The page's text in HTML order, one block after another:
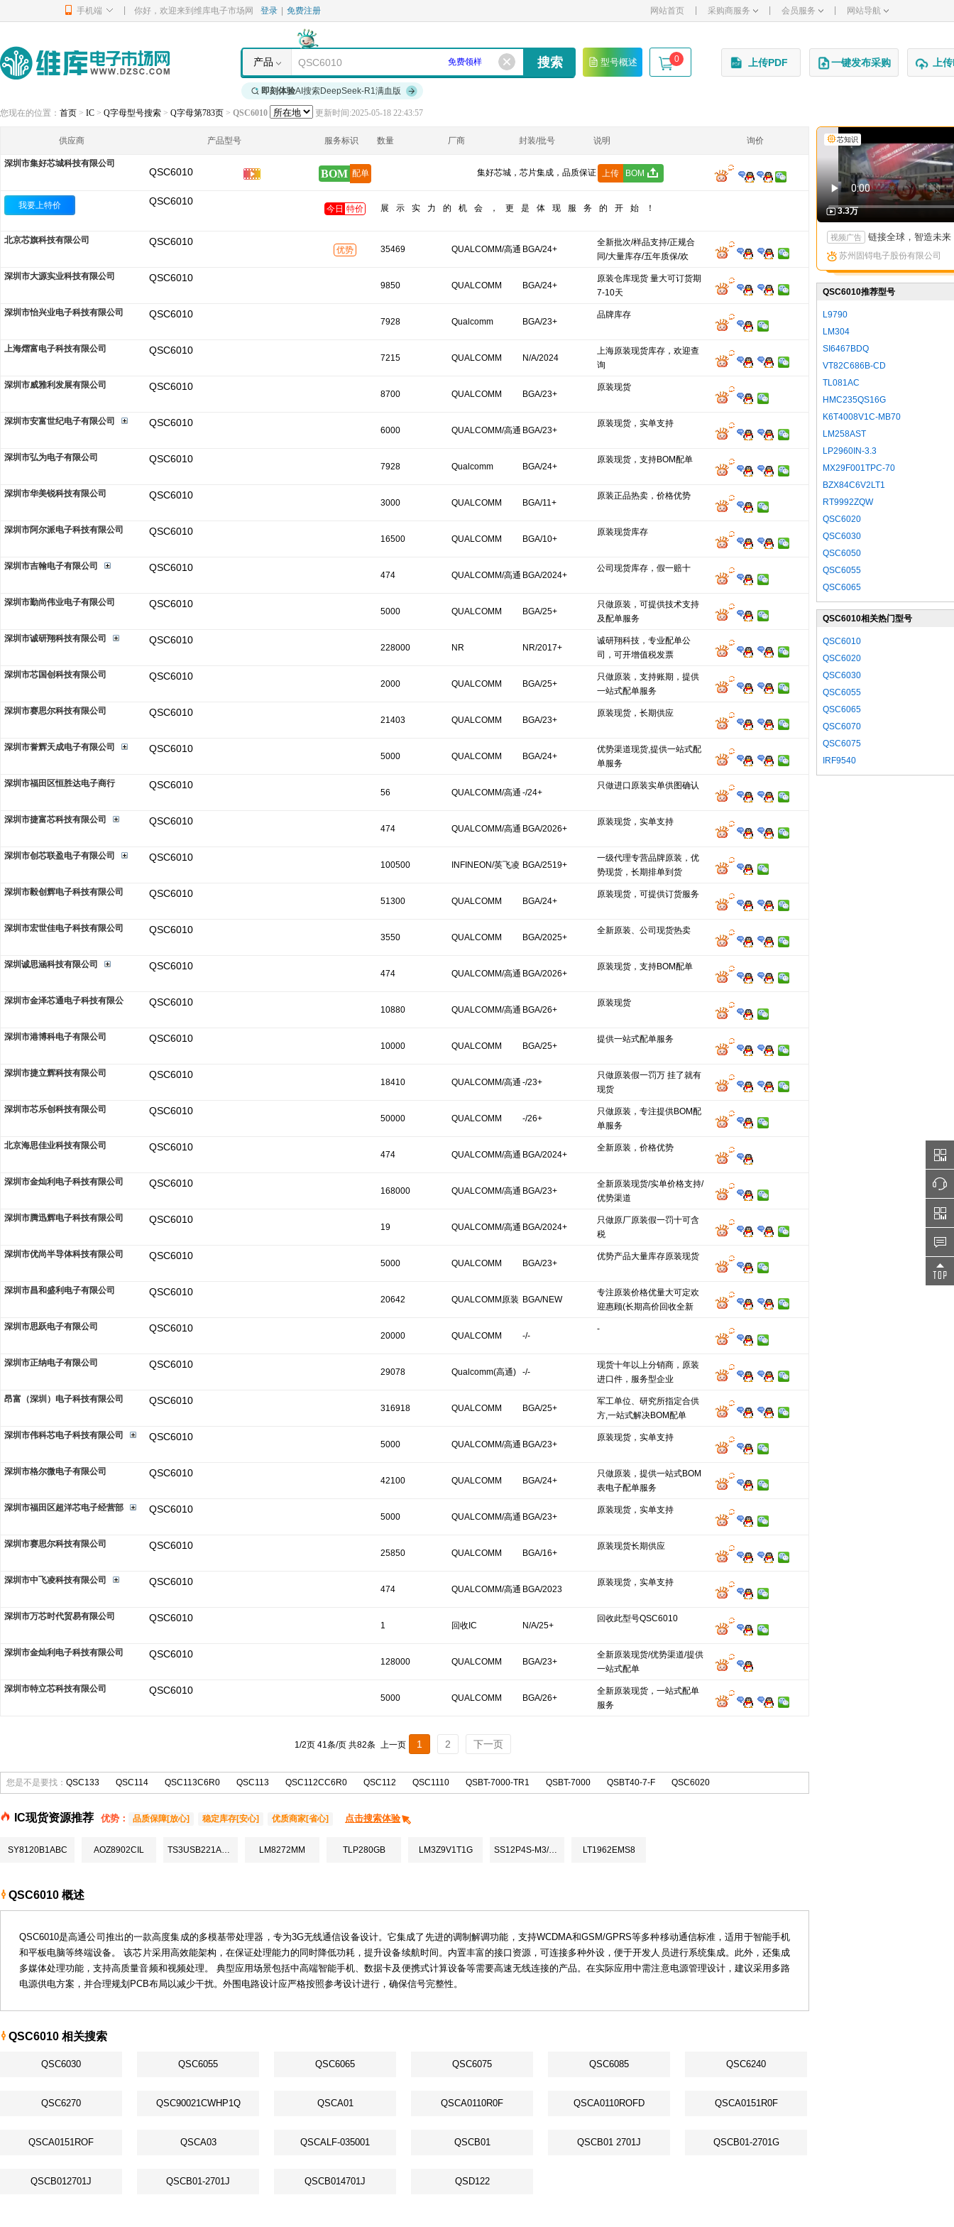
手机端 你好，欢迎来到维库电子市场网 登录 免费注册 网站首页 采购商服务 会员服务 网站导航
产品 免费领样 型号概述 0
即刻体验AI搜索DeepSeek-R1满血版
上传PDF 一键发布采购 上
您现在的位置： 首页 > IC > Q字母型号搜索 > Q字母第783页 > QSC6010 更新时间:2025-05-18 22:43:57
供应商 产品型号 服务标识 数量 厂商 封装/批号 说明 询价
深圳市集好芯城科技有限公司
QSC6010 BOM 配单 集好芯城，芯片集成，品质保证 上传 BOM
我要上特价 QSC6010
今日 特价 展示实力的机会，更是体现服务的开始！
北京芯旗科技有限公司 QSC6010
优势 35469 QUALCOMM/高通 BGA/24+
全新批次/样品支持/正规合
同/大量库存/五年质保/欢
深圳市大源实业科技有限公司
QSC6010
9850 QUALCOMM BGA/24+
原装仓库现货 量大可订货期
7-10天
深圳市怡兴业电子科技有限公司
QSC6010
7928 Qualcomm BGA/23+
品牌库存
上海熠富电子科技有限公司 QSC6010
7215 QUALCOMM N/A/2024
上海原装现货库存，欢迎查
询
深圳市威雅利发展有限公司
QSC6010
8700 QUALCOMM BGA/23+
原装现货
深圳市安富世纪电子有限公司 QSC6010
6000 QUALCOMM/高通 BGA/23+
原装现货，实单支持
深圳市弘为电子有限公司 QSC6010
7928 Qualcomm BGA/24+
原装现货，支持BOM配单
深圳市华美锐科技有限公司 QSC6010
3000 QUALCOMM BGA/11+
原装正品热卖，价格优势
深圳市阿尔派电子科技有限公司 QSC6010
16500 QUALCOMM BGA/10+
原装现货库存
深圳市吉翰电子有限公司 QSC6010
474 QUALCOMM/高通 BGA/2024+
公司现货库存，假一赔十
深圳市勤尚伟业电子有限公司 QSC6010
5000 QUALCOMM BGA/25+
只做原装，可提供技术支持
及配单服务
深圳市诚研翔科技有限公司
QSC6010
228000 NR NR/2017+
诚研翔科技，专业配单公
司，可开增值税发票
深圳市芯国创科技有限公司
QSC6010
2000 QUALCOMM BGA/25+
只做原装，支持账期，提供
一站式配单服务
深圳市赛思尔科技有限公司
QSC6010
21403 QUALCOMM BGA/23+
原装现货，长期供应
深圳市誉辉天成电子有限公司 QSC6010
5000 QUALCOMM BGA/24+
优势渠道现货,提供一站式配
单服务
深圳市福田区恒胜达电子商行
QSC6010
56 QUALCOMM/高通 -/24+
只做进口原装实单供图确认
深圳市捷富芯科技有限公司 QSC6010
474 QUALCOMM/高通 BGA/2026+
原装现货，实单支持
深圳市创芯联盈电子有限公司 QSC6010
100500 INFINEON/英飞凌 BGA/2519+
一级代理专营品牌原装，优
势现货，长期排单到货
深圳市毅创辉电子科技有限公司
QSC6010
51300 QUALCOMM BGA/24+
原装现货，可提供订货服务
深圳市宏世佳电子科技有限公司 QSC6010
3550 QUALCOMM BGA/2025+
全新原装、公司现货热卖
深圳诚思涵科技有限公司 QSC6010
474 QUALCOMM/高通 BGA/2026+
原装现货，支持BOM配单
深圳市金泽芯通电子科技有限公 QSC6010
10880 QUALCOMM/高通 BGA/26+
原装现货
深圳市港博科电子有限公司 QSC6010
10000 QUALCOMM BGA/25+
提供一站式配单服务
深圳市捷立辉科技有限公司 QSC6010
18410 QUALCOMM/高通 -/23+
只做原装假一罚万 挂了就有
现货
深圳市芯乐创科技有限公司
QSC6010
50000 QUALCOMM -/26+
只做原装，专注提供BOM配
单服务
北京海思佳业科技有限公司
QSC6010
474 QUALCOMM/高通 BGA/2024+
全新原装，价格优势
深圳市金灿利电子科技有限公司 QSC6010
168000 QUALCOMM/高通 BGA/23+
全新原装现货/实单价格支持/
优势渠道
深圳市腾迅辉电子科技有限公司
QSC6010
19 QUALCOMM/高通 BGA/2024+
只做原厂原装假一罚十可含
税
深圳市优尚半导体科技有限公司
QSC6010
5000 QUALCOMM BGA/23+
优势产品大量库存原装现货
深圳市昌和盛利电子有限公司 QSC6010
20642 QUALCOMM原装 BGA/NEW
专注原装价格优量大可定欢
迎惠顾(长期高价回收全新
深圳市思跃电子有限公司
QSC6010
20000 QUALCOMM -/-
-
深圳市正纳电子有限公司 QSC6010
29078 Qualcomm(高通) -/-
现货十年以上分销商，原装
进口件，服务型企业
昂富（深圳）电子科技有限公司
QSC6010
316918 QUALCOMM BGA/25+
军工单位、研究所指定合供
方,一站式解决BOM配单
深圳市伟科芯电子科技有限公司
QSC6010
5000 QUALCOMM/高通 BGA/23+
原装现货，实单支持
深圳市格尔微电子有限公司 QSC6010
42100 QUALCOMM BGA/24+
只做原装，提供一站式BOM
表电子配单服务
深圳市福田区超洋芯电子经营部
QSC6010
5000 QUALCOMM/高通 BGA/23+
原装现货，实单支持
深圳市赛思尔科技有限公司 QSC6010
25850 QUALCOMM BGA/16+
原装现货长期供应
深圳市中飞凌科技有限公司 QSC6010
474 QUALCOMM/高通 BGA/2023
原装现货，实单支持
深圳市万芯时代贸易有限公司 QSC6010
1 回收IC N/A/25+
回收此型号QSC6010
深圳市金灿利电子科技有限公司 QSC6010
128000 QUALCOMM BGA/23+
全新原装现货/优势渠道/提供
一站式配单
深圳市特立芯科技有限公司
QSC6010
5000 QUALCOMM BGA/26+
全新原装现货，一站式配单
服务
1/2页 41条/页 共82条 上一页 1 2 下一页
您是不是要找： QSC133 QSC114 QSC113C6R0 QSC113 QSC112CC6R0 QSC112 QSC1110 QSBT-7000-TR1 QSBT-7000 QSBT40-7-F QSC6020
IC现货资源推荐 优势： 品质保障[放心] 稳定库存[安心] 优质商家[省心] 点击搜索体验
SY8120B1ABC AOZ8902CIL TS3USB221ARSER LM8272MM TLP280GB LM3Z9V1T1G SS12P4S-M3/86A LT1962EMS8
QSC6010 概述
QSC6010是高通公司推出的一款高度集成的多模基带处理器，专为3G无线通信设备设计。它集成了先进的调制解调功能，支持WCDMA和GSM/GPRS等多种移动通信标准，适用于智能手机
和平板电脑等终端设备。 该芯片采用高效能架构，在保证处理能力的同时降低功耗，提升设备续航时间。内置丰富的接口资源，可连接多种外设，便于开发人员进行系统集成。此外，还集成
多媒体处理功能，支持高质量音频和视频处理。 典型应用场景包括中高端智能手机、数据卡及便携式计算设备等需要高速无线连接的产品。在实际应用中需注意电源管理设计，建议采用多路
电源供电方案，并合理规划PCB布局以减少干扰。外围电路设计应严格按照参考设计进行，确保信号完整性。
QSC6010 相关搜索
QSC6030 QSC6055 QSC6065 QSC6075 QSC6085 QSC6240
QSC6270 QSC90021CWHP1Q QSCA01 QSCA0110R0F QSCA0110ROFD QSCA0151R0F
QSCA0151ROF QSCA03 QSCALF-035001 QSCB01 QSCB01 2701J QSCB01-2701G
QSCB012701J QSCB01-2701J QSCB014701J QSD122
芯知识
3.3万
视频广告 链接全球，智造未来：苏州固锝以创新矩阵亮相国际高端产
苏州固锝电子股份有限公司
QSC6010推荐型号
L9790
LM304
SI6467BDQ
VT82C686B-CD
TL081AC
HMC235QS16G
K6T4008V1C-MB70
LM258AST
LP2960IN-3.3
MX29F001TPC-70
BZX84C6V2LT1
RT9992ZQW
QSC6020
QSC6030
QSC6050
QSC6055
QSC6065
QSC6010相关热门型号
QSC6010
QSC6020
QSC6030
QSC6055
QSC6065
QSC6070
QSC6075
IRF9540